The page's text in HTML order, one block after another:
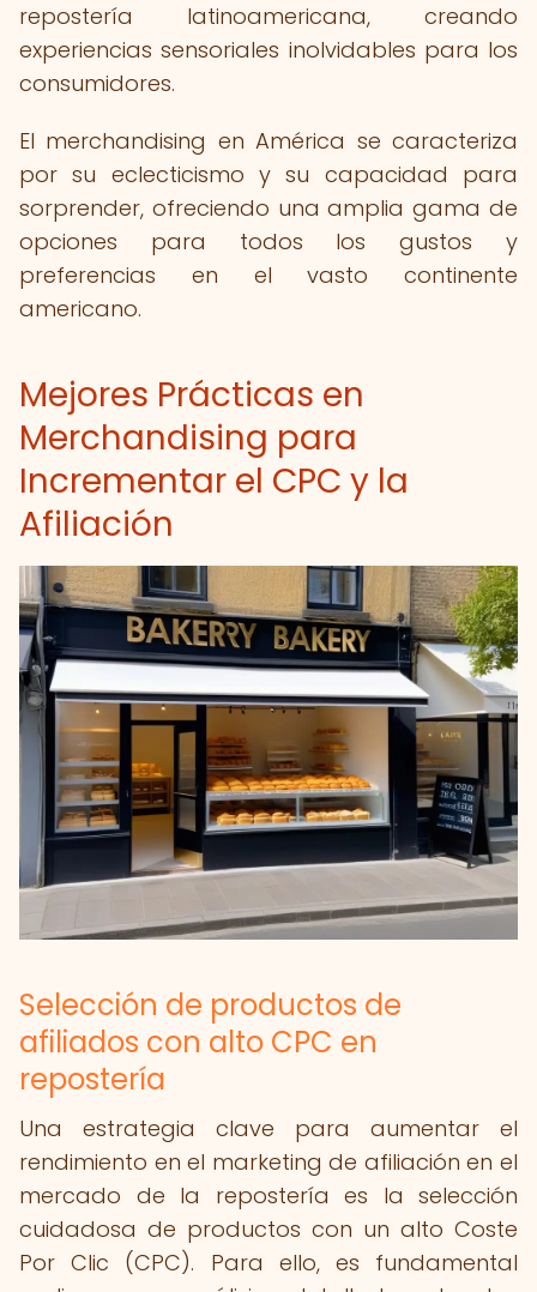
repostería latinoamericana, creando
experiencias sensoriales inolvidables para los
consumidores.
El merchandising en América se caracteriza
por su eclecticismo y su capacidad para
sorprender, ofreciendo una amplia gama de
opciones para todos los gustos y
preferencias en el vasto continente
americano.
Mejores Prácticas en
Merchandising para
Incrementar el CPC y la
Afiliación
Selección de productos de
afiliados con alto CPC en
repostería
Una estrategia clave para aumentar el
rendimiento en el marketing de afiliación en el
mercado de la repostería es la selección
cuidadosa de productos con un alto Coste
Por Clic (CPC). Para ello, es fundamental